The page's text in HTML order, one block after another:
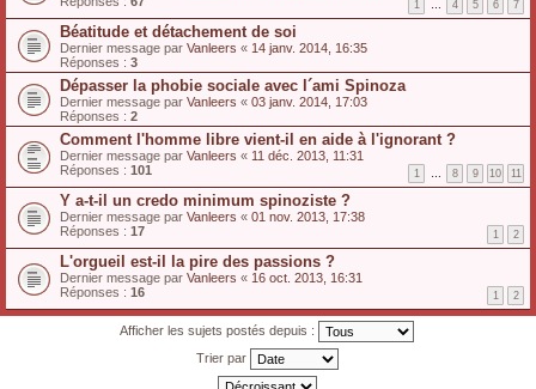
1 … 4 5 6 7
Béatitude et détachement de soi
Dernier message par Vanleers « 14 janv. 2014, 16:35
Réponses : 3
Dépasser la phobie sociale avec l´ami Spinoza
Dernier message par Vanleers « 03 janv. 2014, 17:03
Réponses : 2
Comment l'homme libre vient-il en aide à l'ignorant ?
Dernier message par Vanleers « 11 déc. 2013, 11:31
Réponses : 101 1 … 8 9 10 11
Y a-t-il un credo minimum spinoziste ?
Dernier message par Vanleers « 01 nov. 2013, 17:38
Réponses : 17 1 2
L'orgueil est-il la pire des passions ?
Dernier message par Vanleers « 16 oct. 2013, 16:31
Réponses : 16 1 2
Afficher les sujets postés depuis :
Trier par